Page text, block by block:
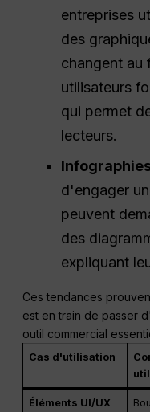
entreprises
des
changent au
utilisateurs
qui permet
lecteurs.
d'engager
peuvent
des
expliquant
Ces tendances
est en train de passer
outil commercial
Cas d'utilisation
Éléments UI/UX